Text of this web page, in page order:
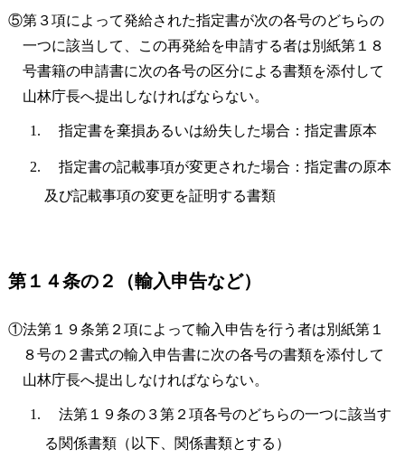
⑤第３項によって発給された指定書が次の各号のどちらの
一つに該当して、この再発給を申請する者は別紙第１８
号書籍の申請書に次の各号の区分による書類を添付して
山林庁長へ提出しなければならない。
指定書を棄損あるいは紛失した場合：指定書原本
指定書の記載事項が変更された場合：指定書の原本
及び記載事項の変更を証明する書類
第１４条の２（輸入申告など）
①法第１９条第２項によって輸入申告を行う者は別紙第１
８号の２書式の輸入申告書に次の各号の書類を添付して
山林庁長へ提出しなければならない。
法第１９条の３第２項各号のどちらの一つに該当す
る関係書類（以下、関係書類とする）